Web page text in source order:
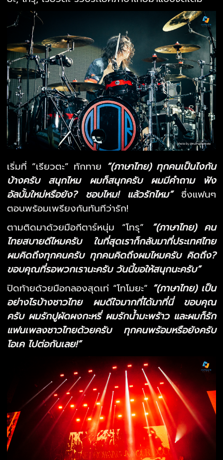
เริ่มที่ “เรียวตะ” ทักทาย “(ภาษาไทย) ทุกคนเป็นไงกัน
บ้างครับ สนุกไหม ผมก็สนุกครับ ผมมีคำถาม ฟัง
อัลบั้มใหม่หรือยัง? ชอบไหม! แล้วรักไหม”ซึ่งแฟนๆ
ตอบพร้อมเพรียงกันทันทีว่ารัก!
ตามติดมาด้วยมือกีตาร์หนุ่ม “โทรุ”
“(ภาษาไทย) คน
ไทยสบายดีไหมครับ ในที่สุดเราก็กลับมาที่ประเทศไทย
ผมคิดถึงทุกคนครับ ทุกคนคิดถึงผมไหมครับ คิดถึง?
ขอบคุณที่รอพวกเรานะครับ วันนี้ขอให้สนุกนะครับ”
ปิดท้ายด้วยมือกลองสุดเท่ “โทโมยะ” “(ภาษาไทย) เป็น
อย่างไรบ้างชาวไทย ผมดีใจมากที่ได้มาที่นี่ ขอบคุณ
ครับ ผมรักปูผัดผงกะหรี่ ผมรักน้ำมะพร้าว และผมก็รัก
แฟนเพลงชาวไทยด้วยครับ ทุกคนพร้อมหรือยังครับ
โอเค ไปต่อกันเลย!”